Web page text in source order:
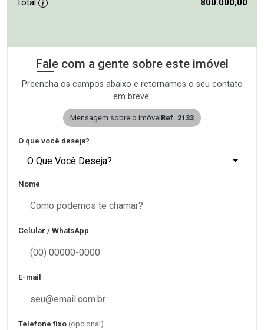
Total 800.000,00
Fale com a gente sobre este imóvel
Preencha os campos abaixo e retornamos o seu contato
em breve.
Mensagem sobre o imóvelRef. 2133
O que você deseja?
O Que Você Deseja?
Nome
Celular / WhatsApp
E-mail
Telefone fixo (opcional)